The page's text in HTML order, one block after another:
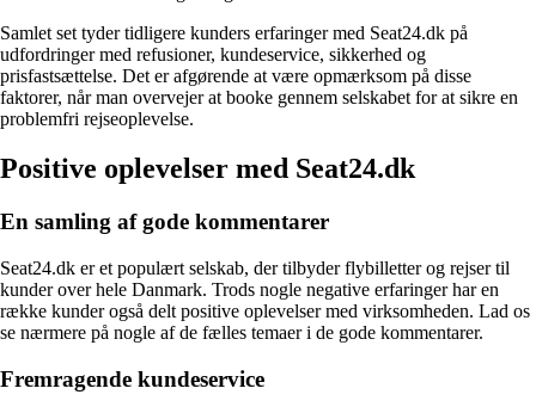
Samlet set tyder tidligere kunders erfaringer med Seat24.dk på
udfordringer med refusioner, kundeservice, sikkerhed og
prisfastsættelse. Det er afgørende at være opmærksom på disse
faktorer, når man overvejer at booke gennem selskabet for at sikre en
problemfri rejseoplevelse.
Positive oplevelser med Seat24.dk
En samling af gode kommentarer
Seat24.dk er et populært selskab, der tilbyder flybilletter og rejser til
kunder over hele Danmark. Trods nogle negative erfaringer har en
række kunder også delt positive oplevelser med virksomheden. Lad os
se nærmere på nogle af de fælles temaer i de gode kommentarer.
Fremragende kundeservice